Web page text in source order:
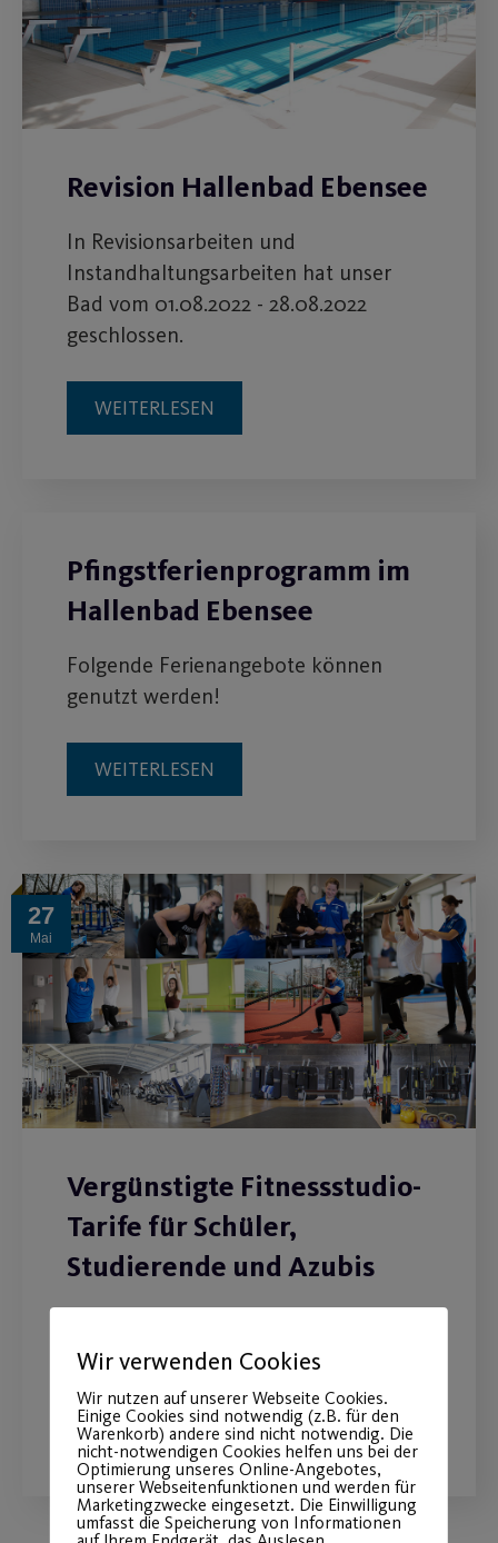
Revision Hallenbad Ebensee
In Revisionsarbeiten und
Instandhaltungsarbeiten hat unser
Bad vom 01.08.2022 - 28.08.2022
geschlossen.
WEITERLESEN
Pfingstferienprogramm im
Hallenbad Ebensee
Folgende Ferienangebote können
genutzt werden!
WEITERLESEN
27
Mai
Vergünstigte Fitnessstudio-
Tarife für Schüler,
Studierende und Azubis
pro Monat.
WEITERLESEN
Wir verwenden Cookies
Wir nutzen auf unserer Webseite Cookies.
Einige Cookies sind notwendig (z.B. für den
Warenkorb) andere sind nicht notwendig. Die
nicht-notwendigen Cookies helfen uns bei der
Optimierung unseres Online-Angebotes,
unserer Webseitenfunktionen und werden für
Marketingzwecke eingesetzt. Die Einwilligung
umfasst die Speicherung von Informationen